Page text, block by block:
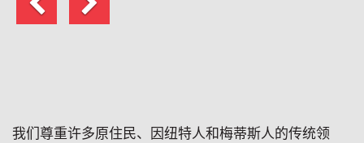
一
一
我们尊重许多原住民、因纽特人和梅蒂斯人的传统领